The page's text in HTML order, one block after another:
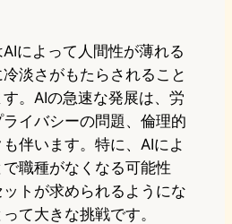
によって人間性が薄れる
淡さがもたらされること
。AIの急速な発展は、労
イバシーの問題、倫理的
伴います。特に、AIによ
職種がなくなる可能性
トが求められるようにな
て大きな挑戦です。